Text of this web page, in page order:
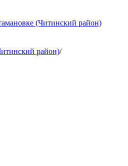
(Читинский район)
район)/